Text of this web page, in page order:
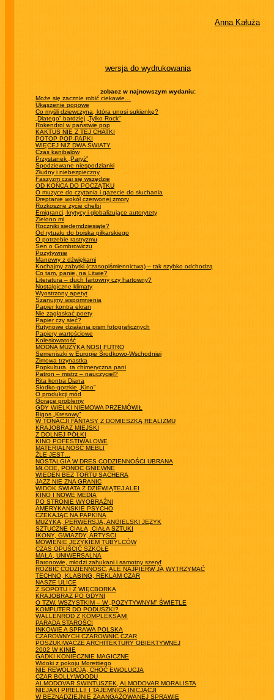
Anna Kałuża
wersja do wydrukowania
zobacz w najnowszym wydaniu:
Może się zacznie robić ciekawie…
Ukąszenie popowe
Co myśli dziewczyna, która unosi sukienkę?
„Dlatego” bardziej „Tylko Rock”
Rokendrol w państwie pop
KAKTUS NIE Z TEJ CHATKI
POTOP POP-PAPKI
WIĘCEJ NIŻ DWA ŚWIATY
Czas kanibalów
Przystanek „Paryż”
Spodziewane niespodzianki
Złudny i niebezpieczny
Faszyzm czai się wszędzie
OD KOŃCA DO POCZĄTKU
O muzyce do czytania i gazecie do słuchania
Dreptanie wokół czerwonej zmory
Rozkoszne życie chełbi
Emigranci, krytycy i globalizujące autorytety
Zielono mi
Roczniki siedemdziesiąte?
Od rytuału do boiska piłkarskiego
O potrzebie rastryzmu
Sen o Gombrowiczu
Pozytywnie
Manewry z dźwiękami
Kochajmy zabytki (czasopiśmiennictwa) – tak szybko odchodzą
Co tam, panie, na Litwie?
Literatura – duch fartowny czy hartowny?
Nostalgiczne klimaty
Wyostrzony apetyt
Szanujmy wspomnienia
Papier kontra ekran
Nie zagłaskać poety
Papier czy sieć?
Rutynowe działania pism fotograficznych
Papiery wartościowe
Kolesiowatość
MODNA MUZYKA NOSI FUTRO
Semeniszki w Europie Środkowo-Wschodniej
Zimowa trzynastka
Popkultura, ta chimeryczna pani
Patron – mistrz – nauczyciel?
Rita kontra Diana
Słodko-gorzkie „Kino”
O produkcji mód
Gorące problemy
GDY WIELKI NIEMOWA PRZEMÓWIŁ
Bigos „Kresowy”
W TONACJI FANTASY Z DOMIESZKĄ REALIZMU
KRAJOBRAZ MIEJSKI
Z DOLNEJ PÓŁKI
KINO POFESTIWALOWE
MATERIALNOŚĆ MEBLI
ŹLE JEST…
NOSTALGIA W DRES CODZIENNOŚCI UBRANA
MŁODE, PONOĆ GNIEWNE
WIEDEŃ BEZ TORTU SACHERA
JAZZ NIE ZNA GRANIC
WIDOK ŚWIATA Z DZIEWIĄTEJ ALEI
KINO I NOWE MEDIA
PO STRONIE WYOBRAŹNI
AMERYKAŃSKIE PSYCHO
CZEKAJĄC NA PAPKINA
MUZYKA, PERWERSJA, ANGIELSKI JĘZYK
SZTUCZNE CIAŁA, CIAŁA SZTUKI
IKONY, GWIAZDY, ARTYŚCI
MÓWIENIE JĘZYKIEM TUBYLCÓW
CZAS OPUŚCIĆ SZKOŁĘ
MAŁA, UNIWERSALNA
Baronowie, młodzi zahukani i samotny szeryf
ROZBIĆ CODZIENNOŚĆ, ALE NAJPIERW JĄ WYTRZYMAĆ
TECHNO, KLABING, REKLAM CZAR
NASZE ULICE
Z SOPOTU I Z WIĘCBORKA
KRAJOBRAZ PO GDYNI
O TZW. WSZYSTKIM – W „POZYTYWNYM” ŚWIETLE
KOMPUTER DO PODUSZKI?
WALLENROD Z KOMPLEKSAMI
PARADA STAROŚCI
INKOWIE A SPRAWA POLSKA
CZAROWNYCH CZAROWNIC CZAR
POSZUKIWACZE ARCHITEKTURY OBIEKTYWNEJ
2002 W KINIE
GADKI KONIECZNIE MAGICZNE
Widoki z pokoju Morettiego
NIE REWOLUCJA, CHOĆ EWOLUCJA
CZAR BOLLYWOODU
ALMODOVAR ŚWINTUSZEK, ALMODOVAR MORALISTA
NIEJAKI PIRELLII I TAJEMNICA INICJACJI
W BEZNADZIEJNIE ZAANGAŻOWANEJ SPRAWIE